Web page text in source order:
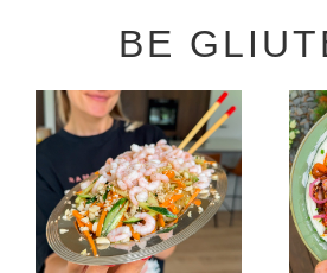
BE